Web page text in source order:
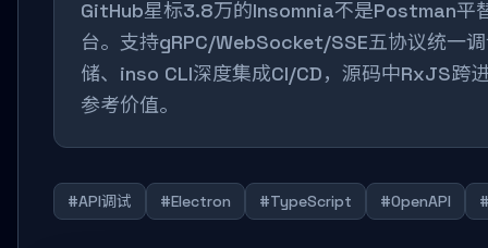
GitHub星标3.8万的Insomnia不是Postman
台。支持gRPC/WebSocket/SSE五协议统
储、inso CLI深度集成CI/CD，源码中RxJS跨
参考价值。
#API调试 #Electron #TypeScript #OpenAPI